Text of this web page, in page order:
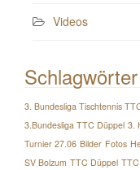
Videos
Schlagwörter
3. Bundesliga Tischtennis
3.Bundesliga TTC Düppel 3.
Turnier 27.06 Bilder Fotos
SV Bolzum TTC Düppel